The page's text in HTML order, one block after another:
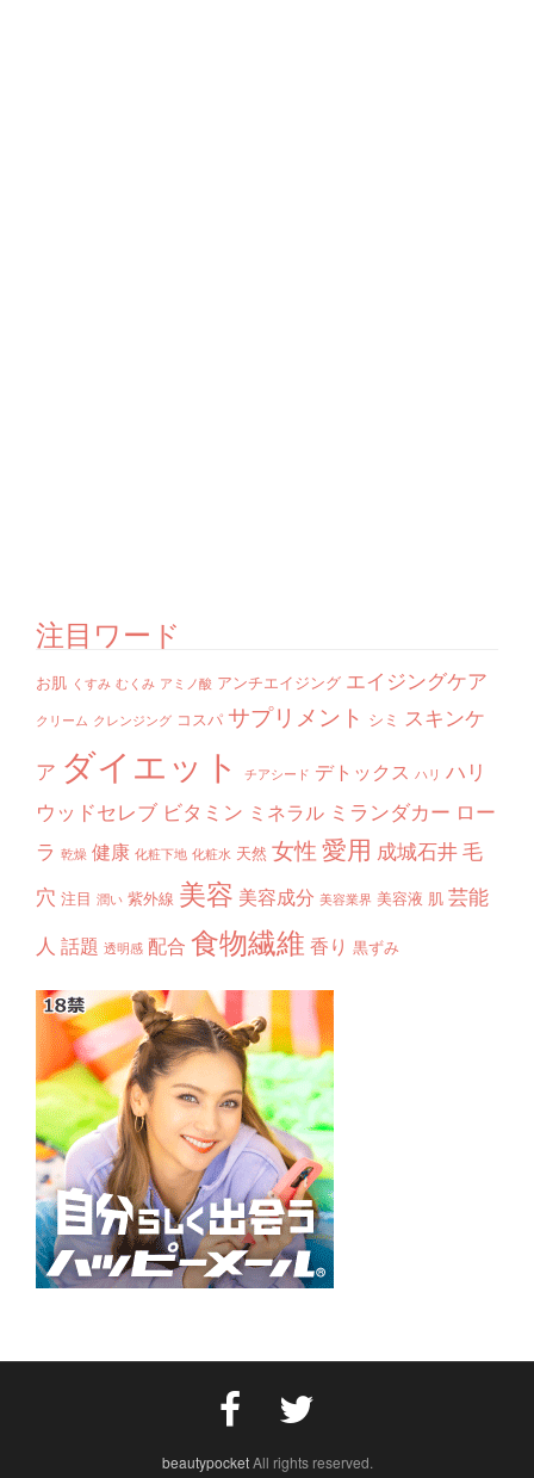
注目ワード
お肌 くすみ むくみ アミノ酸 アンチエイジング エイジングケア
クリーム クレンジング コスパ サプリメント シミ スキンケ
ア ダイエット チアシード デトックス ハリ ハリ
ウッドセレブ ビタミン ミネラル ミランダカー ロー
ラ 乾燥 健康 化粧下地 化粧水 天然 女性愛用 成城石井毛
穴 注目 潤い 紫外線 美容 美容成分 美容業界 美容液 肌 芸能
人 話題 透明感 配合 食物繊維 香り 黒ずみ
beautypocketAll rights reserved.